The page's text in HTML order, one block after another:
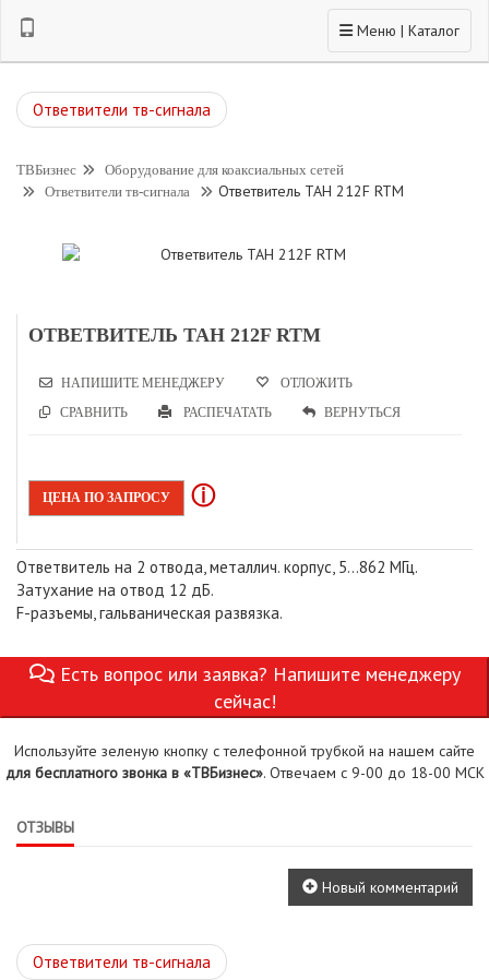
Toggle navigation
Меню | Каталог
Ответвители тв-сигнала
ТВБизнес
Оборудование для коаксиальных сетей
Ответвители тв-сигнала
Ответвитель TAH 212F RTM
ОТВЕТВИТЕЛЬ TAH 212F RTM
НАПИШИТЕ МЕНЕДЖЕРУ
ОТЛОЖИТЬ
СРАВНИТЬ
РАСПЕЧАТАТЬ ВЕРНУТЬСЯ
ЦЕНА ПО ЗАПРОСУ ⓘ
Ответвитель на 2 отвода, металлич. корпус, 5...862 МГц.
Затухание на отвод 12 дБ.
F-разъемы, гальваническая развязка.
Есть вопрос или заявка? Напишите менеджеру
сейчас!
Используйте зеленую кнопку с телефонной трубкой на нашем сайте
для бесплатного звонка в «ТВБизнес». Отвечаем с 9-00 до 18-00 МСК
ОТЗЫВЫ
Новый комментарий
Ответвители тв-сигнала